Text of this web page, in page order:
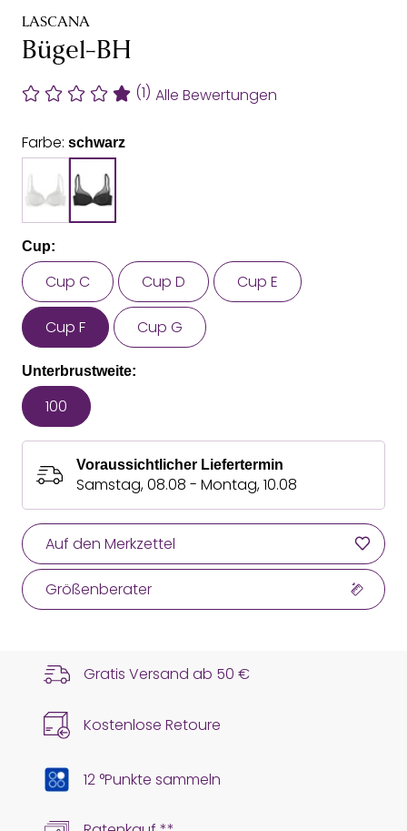
LASCANA
Bügel-BH
(1) Alle Bewertungen
Farbe: schwarz
Cup:
Cup C Cup D Cup E
Cup F Cup G
Unterbrustweite:
100
Voraussichtlicher Liefertermin
Samstag, 08.08 - Montag, 10.08
Auf den Merkzettel
Größenberater
Gratis Versand ab 50 €
Kostenlose Retoure
12 °Punkte sammeln